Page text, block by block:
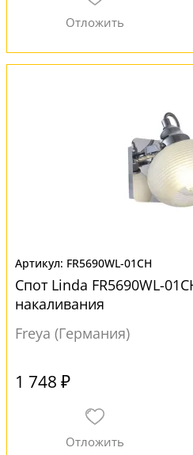
FR5690WL-01CH
Спот Linda FR5690WL-
накаливания
Freya (Германия)
1 748 ₽